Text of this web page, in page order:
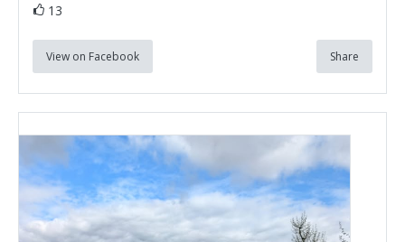
13
View on Facebook Share